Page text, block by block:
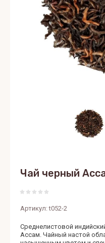
Чай черный
Артикул: t052-2
Среднелистовой
Ассам. Чайный настой